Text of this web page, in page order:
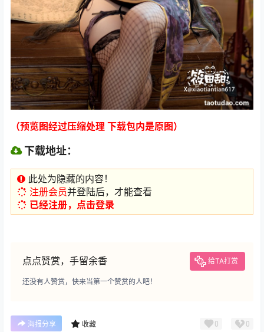
（预览图经过压缩处理 下载包内是原图）
下载地址：
此处为隐藏的内容！
注册会员并登陆后，才能查看
已经注册，点击登录
点点赞赏，手留余香 给TA打赏
还没有人赞赏，快来当第一个赞赏的人吧！
海报分享 收藏 0 0